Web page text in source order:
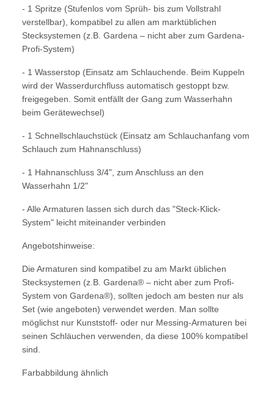
- 1 Spritze (Stufenlos vom Sprüh- bis zum Vollstrahl
verstellbar), kompatibel zu allen am marktüblichen
Stecksystemen (z.B. Gardena – nicht aber zum Gardena-
Profi-System)
- 1 Wasserstop (Einsatz am Schlauchende. Beim Kuppeln
wird der Wasserdurchfluss automatisch gestoppt bzw.
freigegeben. Somit entfällt der Gang zum Wasserhahn
beim Gerätewechsel)
- 1 Schnellschlauchstück (Einsatz am Schlauchanfang vom
Schlauch zum Hahnanschluss)
- 1 Hahnanschluss 3/4", zum Anschluss an den
Wasserhahn 1/2"
- Alle Armaturen lassen sich durch das "Steck-Klick-
System" leicht miteinander verbinden
Angebotshinweise:
Die Armaturen sind kompatibel zu am Markt üblichen
Stecksystemen (z.B. Gardena® – nicht aber zum Profi-
System von Gardena®), sollten jedoch am besten nur als
Set (wie angeboten) verwendet werden. Man sollte
möglichst nur Kunststoff- oder nur Messing-Armaturen bei
seinen Schläuchen verwenden, da diese 100% kompatibel
sind.
Farbabbildung ähnlich